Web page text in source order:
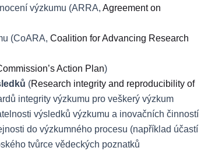
výzkumu (ARRA, Agreement on
(CoARA, Coalition for Advancing Research
Action Plan)
(Research integrity and reproducibility of
integrity výzkumu pro veškerý výzkum
výsledků výzkumu a inovačních činností
do výzkumného procesu (například účastí
tvůrce vědeckých poznatků